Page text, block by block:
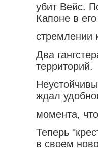
убит Вейс.
Капоне в его
стремлении
Два
территорий.
ждал
момента,
Теперь
в своем